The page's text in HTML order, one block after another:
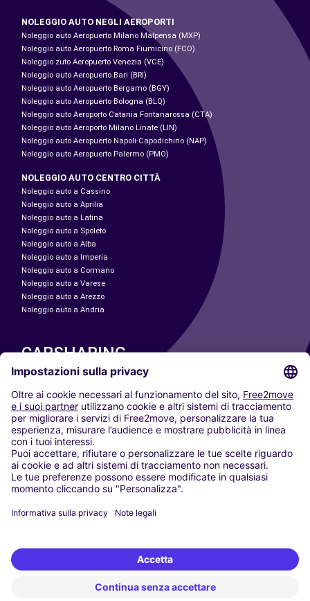
NOLEGGIO AUTO NEGLI AEROPORTI
Noleggio auto Aeropuerto Milano Malpensa (MXP)
Noleggio auto Aeropuerto Roma Fiumicino (FCO)
Noleggio zuto Aeropuerto Venezia (VCE)
Noleggio auto Aeropuerto Bari (BRI)
Noleggio auto Aeropuerto Bergamo (BGY)
Noleggio auto Aeropuerto Bologna (BLQ)
Noleggio auto Aeroporto Catania Fontanarossa (CTA)
Noleggio auto Aeroporto Milano Linate (LIN)
Noleggio auto Aeropuerto Napoli-Capodichino (NAP)
Noleggio auto Aeropuerto Palermo (PMO)
NOLEGGIO AUTO CENTRO CITTÀ
Noleggio auto a Cassino
Noleggio auto a Aprilia
Noleggio auto a Latina
Noleggio auto a Spoleto
Noleggio auto a Alba
Noleggio auto a Imperia
Noleggio auto a Cormano
Noleggio auto a Varese
Noleggio auto a Arezzo
Noleggio auto a Andria
CARSHARING
LE NOSTRE CITTÀ
Paris
Madrid
Washington DC
Milano
Roma
Torino
Vienna
Berlino
Düsseldorf